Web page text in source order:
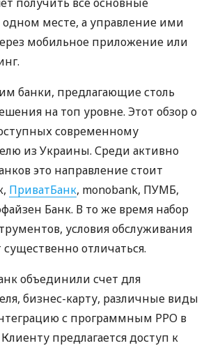
месте, а управление ими
мобильное приложение или
банки, предлагающие столь
на топ уровне. Этот обзор о
современному
из Украины. Среди активно
это направление стоит
ПриватБанк, monobank, ПУМБ,
Банк. В то же время набор
условия обслуживания
отличаться.
объединили счет для
бизнес-карту, различные виды
с программным РРО в
предлагается доступ к